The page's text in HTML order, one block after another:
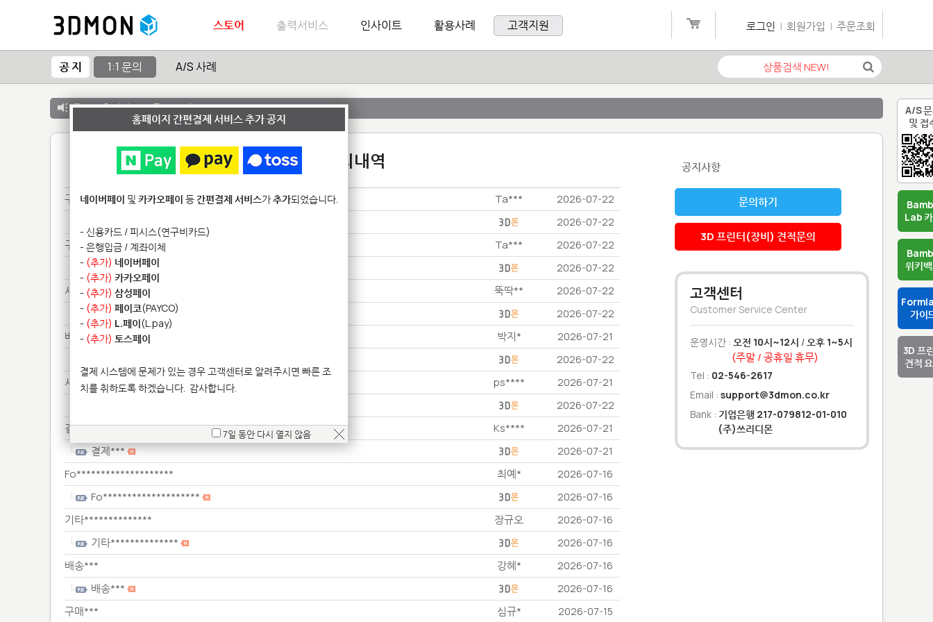
A/S
및 접
Lab
위키
가이
3D 프
견적
스토어 출력서비스 인사이트 활용사례 고객지원 로그인 | 회원가입 | 주문조회
공 지 1:1 문의 A/S 사례
공 지 :출력서비스 종료 안내
1:1 문의내역
구매*** Ta*** 2026-07-22
2026-07-22
구매*** Ta*** 2026-07-22
구매*** 2026-07-22
서류*** 뚝딱** 2026-07-22
서류*** 2026-07-22
배송*** 박지* 2026-07-21
2026-07-22
서류*** ps**** 2026-07-21
2026-07-22
결제*** Ks**** 2026-07-21
결제*** 2026-07-21
Fo******************** 최예* 2026-07-16
Fo******************** 2026-07-16
기타************** 장규오 2026-07-16
기타************** 2026-07-16
배송*** 강혜* 2026-07-16
배송*** 2026-07-16
구매*** 심규* 2026-07-15
공지사항
문의하기
3D 프린터(장비) 견적문의
고객센터
Customer Service Center
운영시간 : 오전 10시~12시 /오후 1~5시
(주말 / 공휴일 휴무)
Tel : 02-546-2617
Email : support@3dmon.co.kr
Bank : 기업은행 217-079812-01-010
(주)쓰리디몬
홈페이지 간편결제 서비스 추가 공지
네이버페이 및 카카오페이 등간편결제 서비스가추가되었습니다.
- 신용카드 / 피시스(연구비카드)
- 은행입금 / 계좌이체
- (추가) 네이버페이
- (추가) 카카오페이
- (추가) 삼성페이
- (추가) 페이코(PAYCO)
- (추가) L.페이(L.pay)
- (추가) 토스페이
결제 시스템에 문제가 있는 경우 고객센터로 알려주시면 빠른 조
치를 취하도록 하겠습니다. 감사합니다.
7일 동안 다시 열지 않음